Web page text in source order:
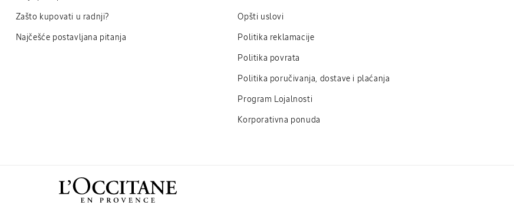
Zašto kupovati u radnji?
Najčešće postavljana pitanja
Opšti uslovi
Politika reklamacije
Politika povrata
Politika poručivanja, dostave i plaćanja
Program Lojalnosti
Korporativna ponuda